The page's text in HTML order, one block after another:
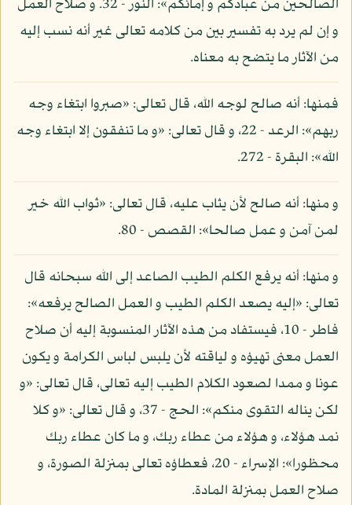
الصالحين من عبادكم و إمائكم»: النور - 32. و صلاح العمل
و إن لم يرد به تفسير بين من كلامه تعالى غير أنه نسب إليه
من الآثار ما يتضح به معناه.
فمنها: أنه صالح لوجه الله، قال تعالى: «صبروا ابتغاء وجه
ربهم»: الرعد - 22، و قال تعالى: «و ما تنفقون إلا ابتغاء وجه
الله»: البقرة - 272.
و منها: أنه صالح لأن يثاب عليه، قال تعالى: «ثواب الله خير
لمن آمن و عمل صالحا»: القصص - 80.
و منها: أنه يرفع الكلم الطيب الصاعد إلى الله سبحانه قال
تعالى: «إليه يصعد الكلم الطيب و العمل الصالح يرفعه»:
فاطر - 10، فيستفاد من هذه الآثار المنسوبة إليه أن صلاح
العمل معنى تهيؤه و لياقته لأن يلبس لباس الكرامة و يكون
عونا و ممدا لصعود الكلام الطيب إليه تعالى، قال تعالى: «و
لكن يناله التقوى منكم»: الحج - 37، و قال تعالى: «و كلا
نمد هؤلاء، و هؤلاء من عطاء ربك، و ما كان عطاء ربك
محظورا»: الإسراء - 20، فعطاؤه تعالى بمنزلة الصورة، و
صلاح العمل بمنزلة المادة.